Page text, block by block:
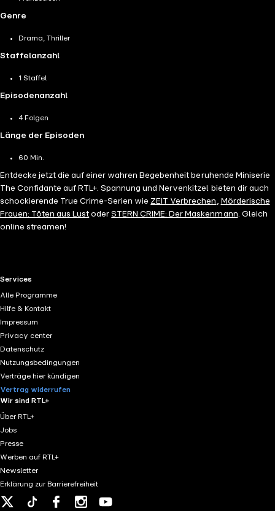
Genre
Drama, Thriller
Staffelanzahl
1 Staffel
Episodenanzahl
4 Folgen
Länge der Episoden
60 Min.
Entdecke jetzt die auf einer wahren Begebenheit beruhende Miniserie
The Confidante auf RTL+. Spannung und Nervenkitzel bieten dir auch
schockierende True Crime-Serien wie ZEIT Verbrechen , Mörderische
Frauen: Töten aus Lust oderSTERN CRIME: Der Maskenmann. Gleich
online streamen!
RTL+ useful links.
Services
Alle Programme
Hilfe & Kontakt
Impressum
Privacy center
Datenschutz
Nutzungsbedingungen
Verträge hier kündigen
Vertrag widerrufen
Wir sind RTL+
Über RTL+
Jobs
Presse
Werben auf RTL+
Newsletter
Erklärung zur Barrierefreiheit
Tiktok FacebookInstagram